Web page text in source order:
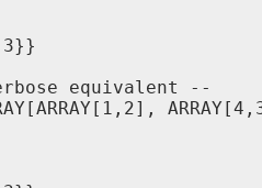
equivalent --